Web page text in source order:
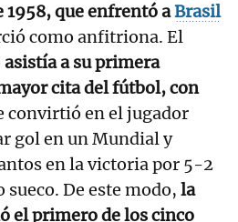
que enfrentó aBrasil
como anfitriona. El
asistía a su primera
cita del fútbol, con
convirtió en el jugador
gol en un Mundial y
en la victoria por 5-2
De este modo, la
el primero de los cinco